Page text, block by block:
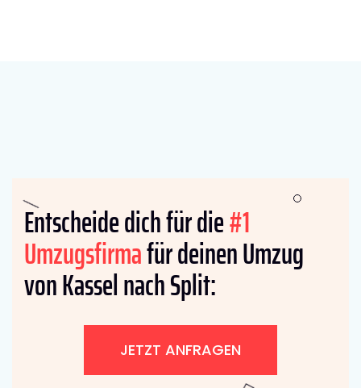
Entscheide dich für die#1
Umzugsfirmafür deinen Umzug
von Kassel nach Split:
JETZT ANFRAGEN